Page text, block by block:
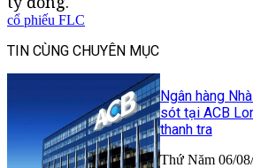
cổ phiếu FLC
TIN CÙNG CHUYÊN MỤC
Ngân hàng
sót tại ACB
thanh tra
Thứ Năm 06/